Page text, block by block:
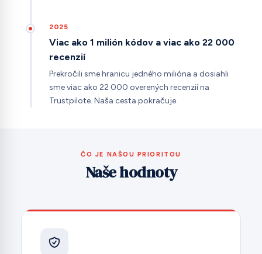
2025
Viac ako 1 milión kódov a viac ako 22 000
recenzií
Prekročili sme hranicu jedného milióna a dosiahli
sme viac ako 22 000 overených recenzií na
Trustpilote. Naša cesta pokračuje.
ČO JE NAŠOU PRIORITOU
Naše hodnoty